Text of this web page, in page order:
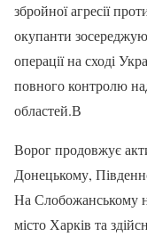
збройної агресії
окупанти
операції на сході
повного контролю
областей.В
Ворог продовжує
Донецькому,
На Слобожанському
місто Харків та